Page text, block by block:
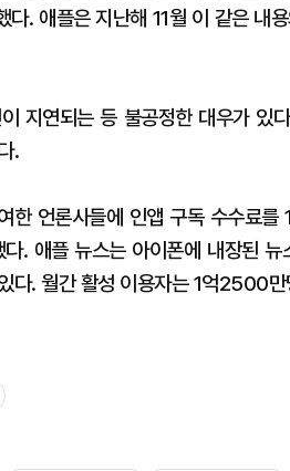
. 애플은 지난해 11월 이 같은 내
지연되는 등 불공정한 대우가 있
.
한 언론사들에 인앱 구독 수수료
. 애플 뉴스는 아이폰에 내장된
다. 월간 활성 이용자는 1억2500